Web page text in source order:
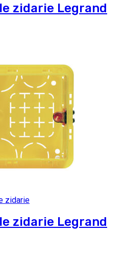
zidarie Legrand
zidarie
zidarie Legrand